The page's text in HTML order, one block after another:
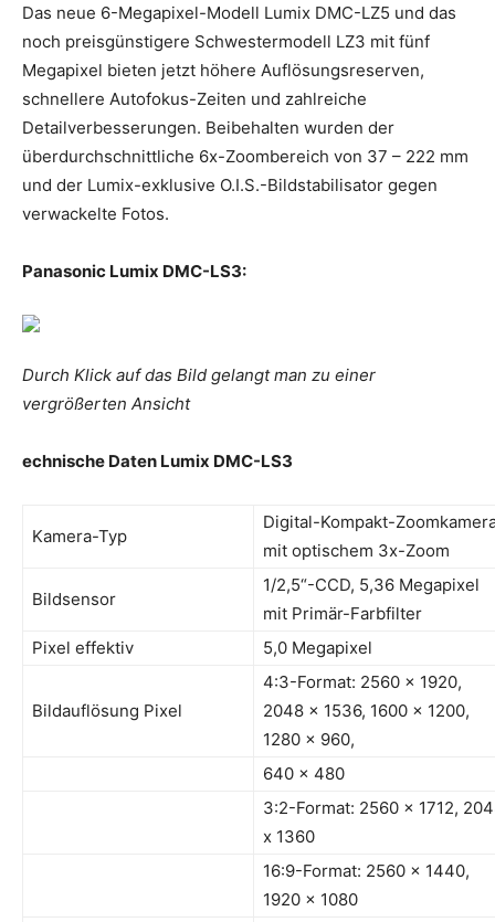
Das neue 6-Megapixel-Modell Lumix DMC-LZ5 und das
noch preisgünstigere Schwestermodell LZ3 mit fünf
Megapixel bieten jetzt höhere Auflösungsreserven,
schnellere Autofokus-Zeiten und zahlreiche
Detailverbesserungen. Beibehalten wurden der
überdurchschnittliche 6x-Zoombereich von 37 – 222 mm
und der Lumix-exklusive O.I.S.-Bildstabilisator gegen
verwackelte Fotos.
Panasonic Lumix DMC-LS3:
Durch Klick auf das Bild gelangt man zu einer
vergrößerten Ansicht
echnische Daten Lumix DMC-LS3
Kamera-Typ
Digital-Kompakt-
mit optischem 3x-Zoom
Bildsensor
1/2,5“-CCD, 5,36 Megapixel
mit Primär-Farbfilter
Pixel effektiv
5,0 Megapixel
Bildauflösung Pixel
4:3-Format: 2560 x 1920,
2048 x 1536, 1600 x 1200,
1280 x 960,
640 x 480
3:2-Format: 2560 x 1712,
x 1360
16:9-Format: 2560 x 1440,
1920 x 1080